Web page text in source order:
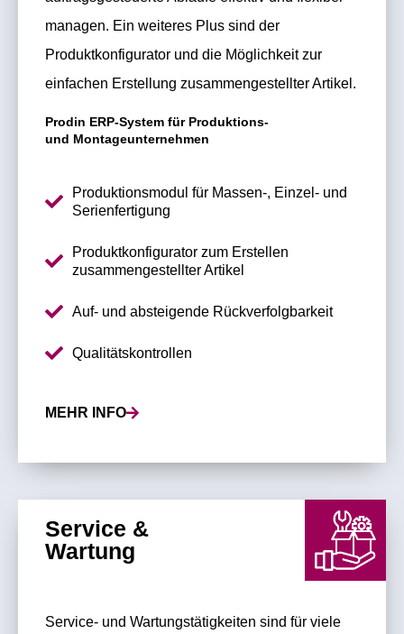
managen. Ein weiteres Plus sind der
Produktkonfigurator und die Möglichkeit zur
einfachen Erstellung zusammengestellter Artikel.
Prodin ERP-System für Produktions-
und Montageunternehmen
Produktionsmodul für Massen-, Einzel- und
Serienfertigung
Produktkonfigurator zum Erstellen
zusammengestellter Artikel
Auf- und absteigende Rückverfolgbarkeit
Qualitätskontrollen
MEHR INFO
Service &
Wartung
Service- und Wartungstätigkeiten sind für viele